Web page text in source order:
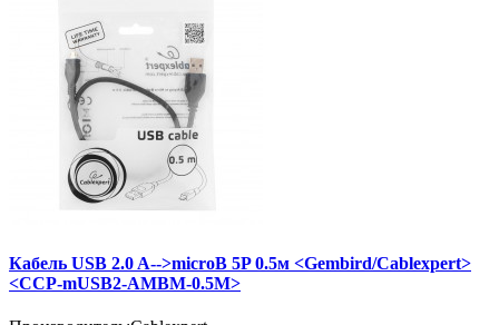
Кабель USB 2.0 A-->microB 5P 0.5м <Gembird/Cablexpert>
<CCP-mUSB2-AMBM-0.5M>